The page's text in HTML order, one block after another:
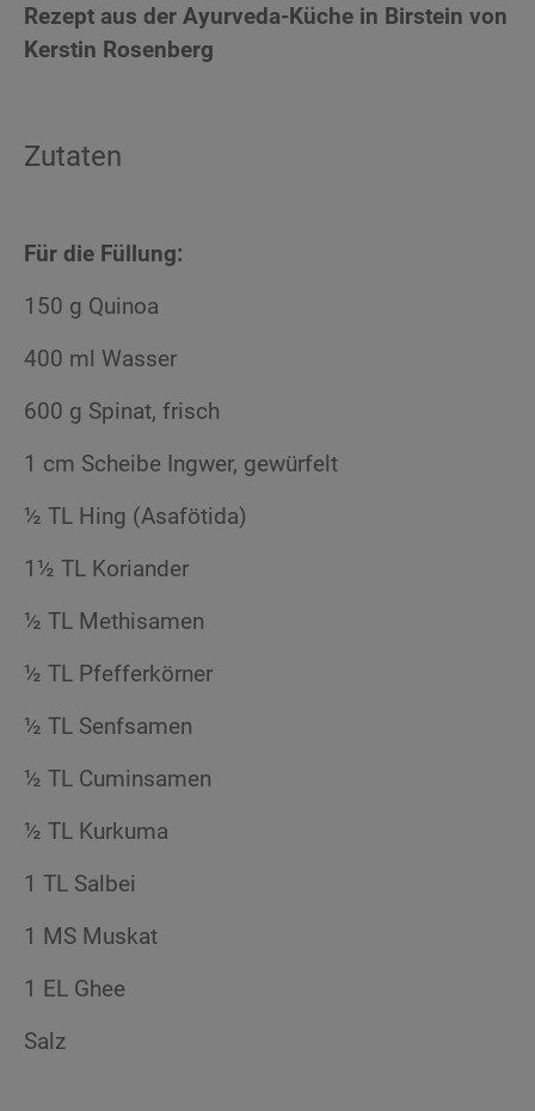
Rezept aus der Ayurveda-Küche in Birstein von
Kerstin Rosenberg
Zutaten
Für die Füllung:
150 g Quinoa
400 ml Wasser
600 g Spinat, frisch
1 cm Scheibe Ingwer, gewürfelt
½ TL Hing (Asafötida)
1½ TL Koriander
½ TL Methisamen
½ TL Pfefferkörner
½ TL Senfsamen
½ TL Cuminsamen
½ TL Kurkuma
1 TL Salbei
1 MS Muskat
1 EL Ghee
Salz